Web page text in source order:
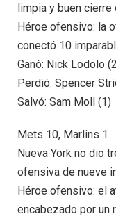
limpia y buen cierre
Héroe ofensivo: la
conectó 10
Ganó: Nick Lodolo
Perdió: Spencer
Salvó: Sam Moll (1)
Mets 10, Marlins 1
Nueva York no dio
ofensiva de nueve
Héroe ofensivo: el
encabezado por un